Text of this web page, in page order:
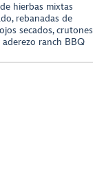
hierbas mixtas
rebanadas de
secados, crutones
ranch BBQ